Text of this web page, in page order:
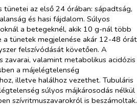
az első 24 órában: sápadtság,
és hasi fájdalom. Súlyos
a betegeknél, akik 10 g-nál több
tünetek megjelenése akár 12-48 órát
felszívódását követően. A
zavarai, valamint metabolikus acidózis
a májelégtelenség
illetve halálhoz vezethet. Tubuláris
súlyos májkárosodás nélkül
szívritmuszavarokról is beszámoltak.